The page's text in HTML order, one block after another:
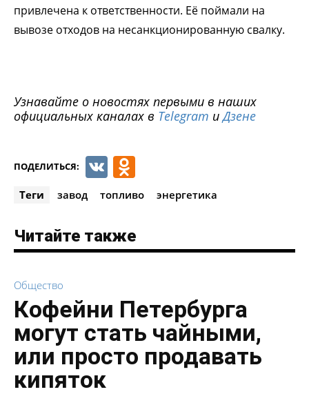
привлечена к ответственности. Её поймали на
вывозе отходов на несанкционированную свалку.
Узнавайте о новостях первыми в наших
официальных каналах в Telegram иДзене
ПОДЕЛИТЬСЯ: VK
Теги завод топливо энергетика
Читайте также
Общество
Кофейни Петербурга
могут стать чайными,
или просто продавать
кипяток